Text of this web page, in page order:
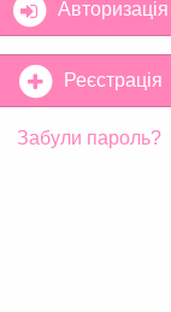
Авторизація
Реєстрація
Забули пароль?